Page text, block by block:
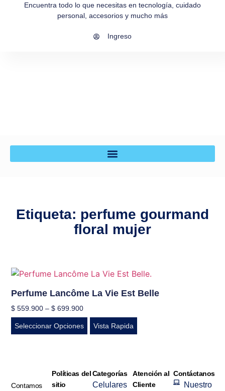
Encuentra todo lo que necesitas en tecnología, cuidado
personal, accesorios y mucho más
Ingreso
Etiqueta: perfume gourmand
floral mujer
Perfume Lancôme La Vie Est Belle
$ 559.900 – $ 699.900
Seleccionar Opciones Vista Rapida
Contamos
Políticas del
sitio
Categorías
Celulares
Atención al
Cliente
Contáctanos
Nuestro